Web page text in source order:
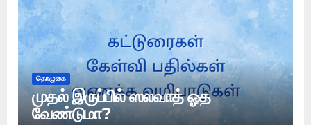
தொழுகை
முதல் இருப்பில் ஸலவாத் ஓத
வேண்டுமா?